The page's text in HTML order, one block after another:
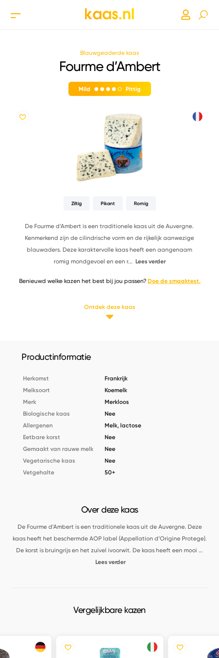
Blauwgeaderde kaas
Fourme d’Ambert
Mild Pittig
Ziltig Pikant Romig
De Fourme d’Ambert is een traditionele kaas uit de Auvergne.
Kenmerkend zijn de cilindrische vorm en de rijkelijk aanwezige
blauwaders. Deze karaktervolle kaas heeft een aangenaam
romig mondgevoel en een r... Lees verder
Benieuwd welke kazen het best bij jou passen? Doe de smaaktest.
Ontdek deze kaas
Productinformatie
Herkomst
Frankrijk
Melksoort
Koemelk
Merk
Merkloos
Biologische kaas
Nee
Allergenen
Melk, lactose
Eetbare korst
Nee
Gemaakt van rauwe melk
Nee
Vegetarische kaas
Nee
Vetgehalte
50+
Over deze kaas
De Fourme d’Ambert is een traditionele kaas uit de Auvergne. Deze
kaas heeft het beschermde AOP label (Appellation d’Origine Protege).
De korst is bruingrijs en het zuivel ivoorwit. De kaas heeft een mooi ...
Lees verder
Vergelijkbare kazen